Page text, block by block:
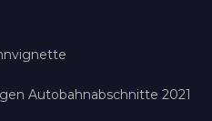
Autobahnabschnitte 2021